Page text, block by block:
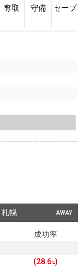
奪取 守備 セーブ
AWAY
札幌
成功率
(28.6%)